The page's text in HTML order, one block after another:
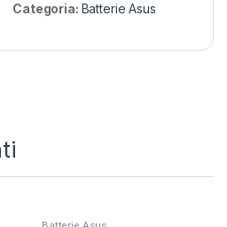
Categoria: Batterie Asus